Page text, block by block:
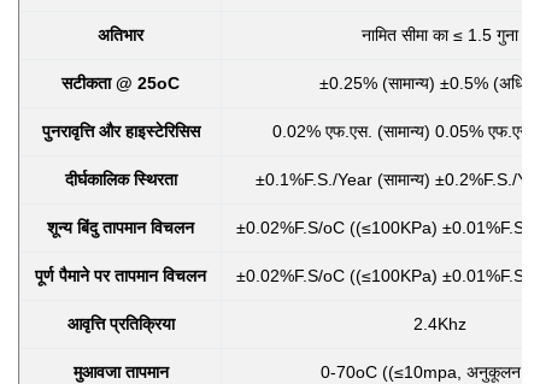
अतिभार नामित सीमा का ≤ 1.5 गुना
सटीकता @ 25oC ±0.25% (सामान्य) ±0.5%
पुनरावृत्ति और हाइस्टेरिसिस 0.02% एफ.एस. (सामान्य) 0.05%
दीर्घकालिक स्थिरता ±0.1%F.S./Year (सामान्य) ±0.2%F.S./
शून्य बिंदु तापमान विचलन ±0.02%F.S/oC ((≤100KPa) ±0.01%F.S/
पूर्ण पैमाने पर तापमान विचलन ±0.02%F.S/oC ((≤100KPa) ±0.01%F.S/
आवृत्ति प्रतिक्रिया 2.4Khz
मुआवजा तापमान 0-70oC ((≤10mpa, अनुकूलन